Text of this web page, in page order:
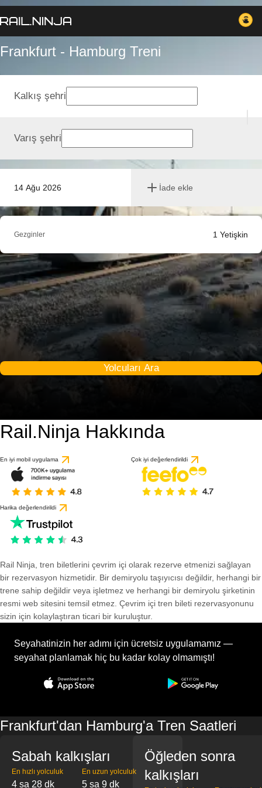
Frankfurt - Hamburg Treni
14 Ağu 2026 İade ekle
Kalkış şehri
Varış şehri
Gezginler 1 Yetişkin
Yolcuları Ara
Rail.Ninja Hakkında
En iyi mobil uygulama Çok iyi değerlendirildi
Harika değerlendirildi
Rail Ninja, tren biletlerini çevrim içi olarak rezerve etmenizi sağlayan
bir rezervasyon hizmetidir. Bir demiryolu taşıyıcısı değildir, herhangi bir
trene sahip değildir veya işletmez ve herhangi bir demiryolu şirketinin
resmi web sitesini temsil etmez. Çevrim içi tren bileti rezervasyonunu
sizin için kolaylaştıran ticari bir kuruluştur.
Seyahatinizin her adımı için ücretsiz uygulamamız —
seyahat planlamak hiç bu kadar kolay olmamıştı!
Frankfurt'dan Hamburg'a Tren Saatleri
Sabah kalkışları
En hızlı yolculuk
4 sa 28 dk
En uzun yolculuk
5 sa 9 dk
Öğleden sonra
kalkışları
1 değerlendirmeye